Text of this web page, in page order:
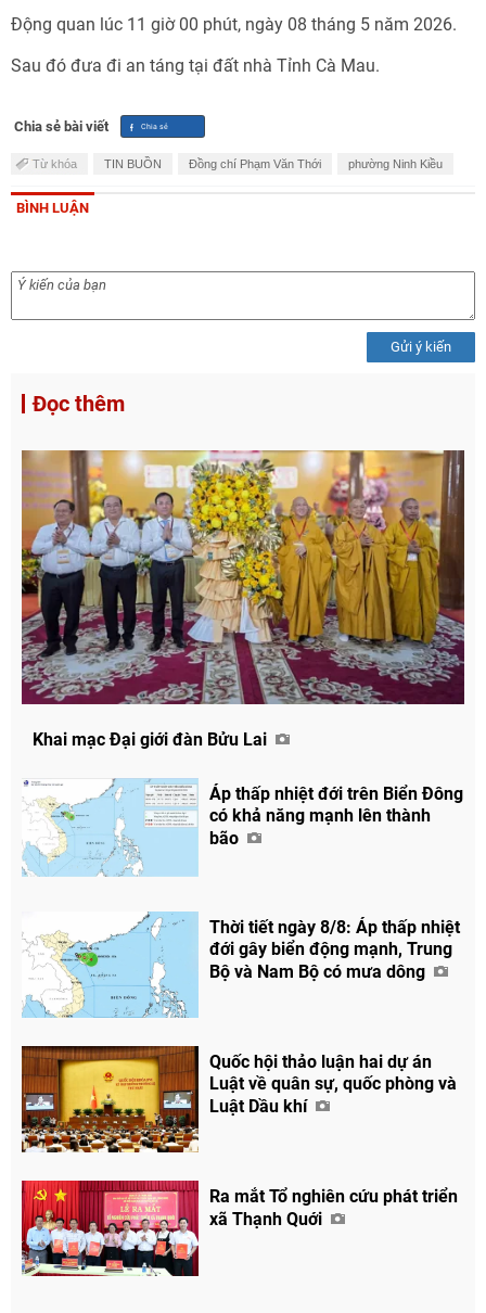
Động quan lúc 11 giờ 00 phút, ngày 08 tháng 5 năm 2026.
Sau đó đưa đi an táng tại đất nhà Tỉnh Cà Mau.
Chia sẻ bài viết
Từ khóa TIN BUỒN Đồng chí Phạm Văn Thới phường Ninh Kiều
BÌNH LUẬN
Gửi ý kiến
Đọc thêm
Khai mạc Đại giới đàn Bửu Lai
Áp thấp nhiệt đới trên Biển Đông
có khả năng mạnh lên thành
bão
Thời tiết ngày 8/8: Áp thấp nhiệt
đới gây biển động mạnh, Trung
Bộ và Nam Bộ có mưa dông
Quốc hội thảo luận hai dự án
Luật về quân sự, quốc phòng và
Luật Dầu khí
Ra mắt Tổ nghiên cứu phát triển
xã Thạnh Quới